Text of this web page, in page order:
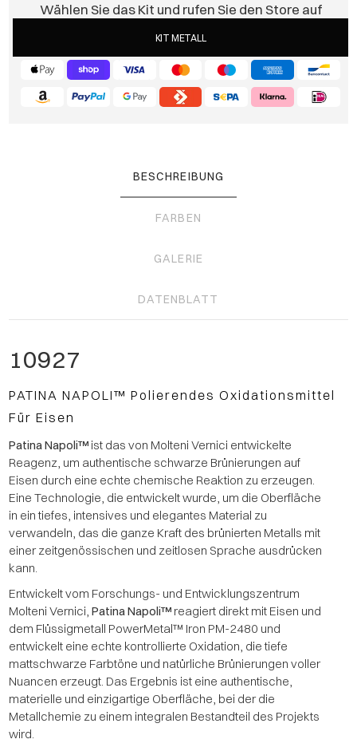
Wählen Sie das Kit und rufen Sie den Store auf
KIT METALL
BESCHREIBUNG
FARBEN
GALERIE
DATENBLATT
10927
PATINA NAPOLI™ Polierendes Oxidationsmittel
Für Eisen
Patina Napoli™ ist das von Molteni Vernici entwickelte
Reagenz, um authentische schwarze Brünierungen auf
Eisen durch eine echte chemische Reaktion zu erzeugen.
Eine Technologie, die entwickelt wurde, um die Oberfläche
in ein tiefes, intensives und elegantes Material zu
verwandeln, das die ganze Kraft des brünierten Metalls mit
einer zeitgenössischen und zeitlosen Sprache ausdrücken
kann.
Entwickelt vom Forschungs- und Entwicklungszentrum
Molteni Vernici,Patina Napoli™ reagiert direkt mit Eisen und
dem Flüssigmetall PowerMetal™ Iron PM-2480 und
entwickelt eine echte kontrollierte Oxidation, die tiefe
mattschwarze Farbtöne und natürliche Brünierungen voller
Nuancen erzeugt. Das Ergebnis ist eine authentische,
materielle und einzigartige Oberfläche, bei der die
Metallchemie zu einem integralen Bestandteil des Projekts
wird.